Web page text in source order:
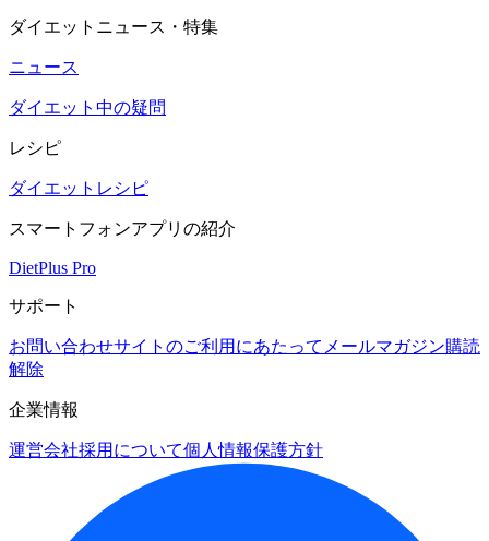
ダイエットニュース・特集
ニュース
ダイエット中の疑問
レシピ
ダイエットレシピ
スマートフォンアプリの紹介
DietPlus Pro
サポート
お問い合わせサイトのご利用にあたって メールマガジン購読
解除
企業情報
運営会社採用について個人情報保護方針